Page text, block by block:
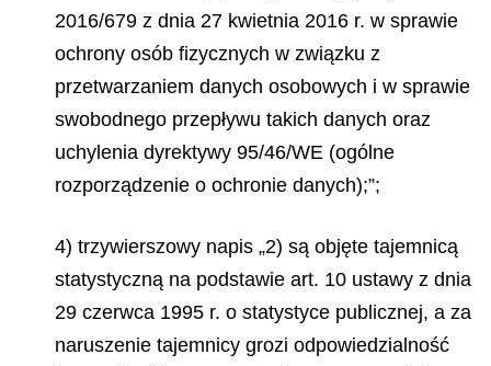
2016/679 z dnia 27 kwietnia 2016 r. w sprawie
ochrony osób fizycznych w związku z
przetwarzaniem danych osobowych i w sprawie
swobodnego przepływu takich danych oraz
uchylenia dyrektywy 95/46/WE (ogólne
rozporządzenie o ochronie danych);”;
4) trzywierszowy napis „2) są objęte tajemnicą
statystyczną na podstawie art. 10 ustawy z dnia
29 czerwca 1995 r. o statystyce publicznej, a za
naruszenie tajemnicy grozi odpowiedzialność